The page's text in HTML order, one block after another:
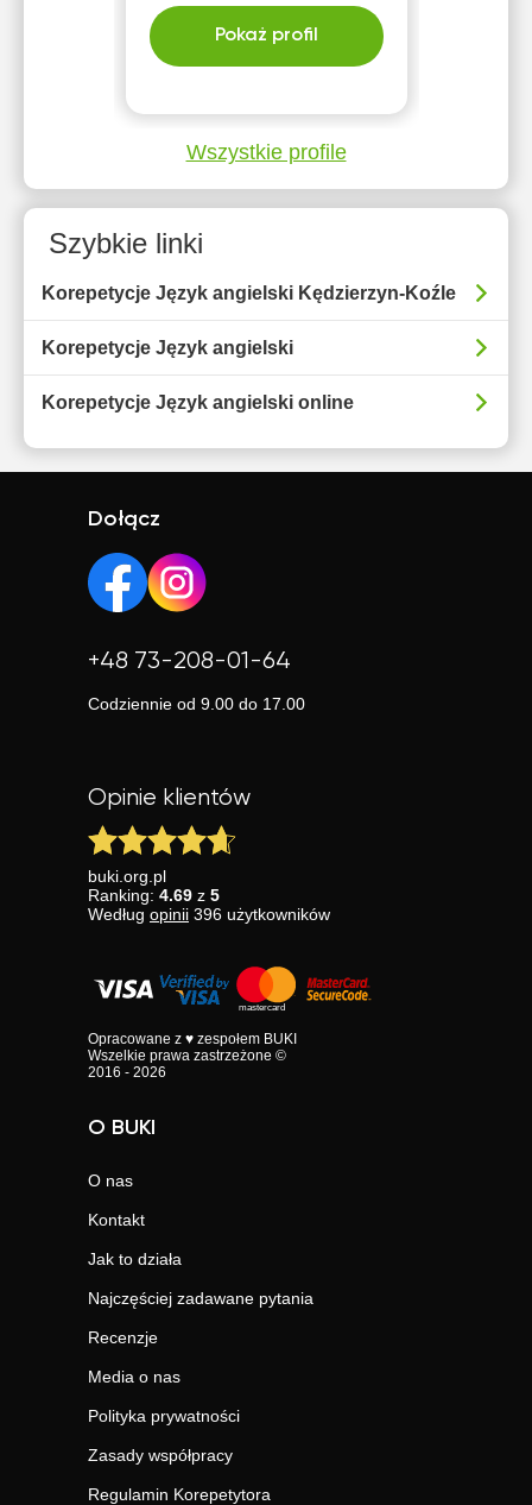
Pokaż profil
Wszystkie profile
Szybkie linki
Korepetycje Język angielski Kędzierzyn-Koźle
Korepetycje Język angielski
Korepetycje Język angielski online
Dołącz
+48 73-208-01-64
Codziennie od 9.00 do 17.00
Opinie klientów
buki.org.pl
Ranking: 4.69 z 5
Według opinii 396 użytkowników
Opracowane z ♥ zespołem BUKI
Wszelkie prawa zastrzeżone ©
2016 - 2026
O BUKI
O nas
Kontakt
Jak to działa
Najczęściej zadawane pytania
Recenzje
Media o nas
Polityka prywatności
Zasady współpracy
Regulamin Korepetytora